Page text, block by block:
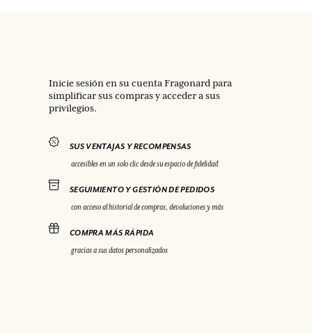
Inicie sesión en su cuenta Fragonard para
simplificar sus compras y acceder a sus
privilegios.
SUS VENTAJAS Y RECOMPENSAS
accesibles en un solo clic desde su espacio de fidelidad
SEGUIMIENTO Y GESTIÓN DE PEDIDOS
con acceso al historial de compras, devoluciones y más
COMPRA MÁS RÁPIDA
gracias a sus datos personalizados